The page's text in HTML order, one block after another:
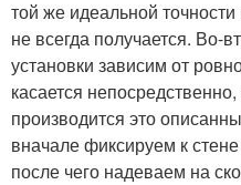
той же идеальной
не всегда получается. Во-
установки зависим от
касается
производится это
вначале фиксируем к
после чего надеваем на